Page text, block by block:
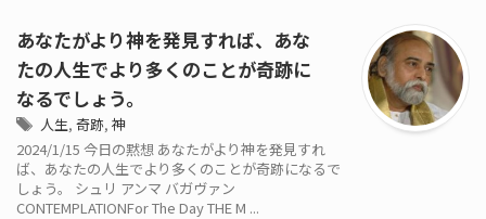
あなたがより神を発見すれば、あな
たの人生でより多くのことが奇跡に
なるでしょう。
人生, 奇跡, 神
2024/1/15 今日の黙想 あなたがより神を発見すれ
ば、あなたの人生でより多くのことが奇跡になるで
しょう。 シュリ アンマ バガヴァン
CONTEMPLATIONFor The Day THE M ...